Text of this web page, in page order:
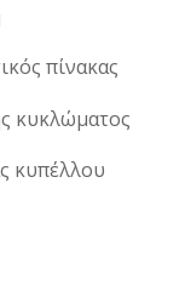
πίνακας
κυκλώματος
κυπέλλου